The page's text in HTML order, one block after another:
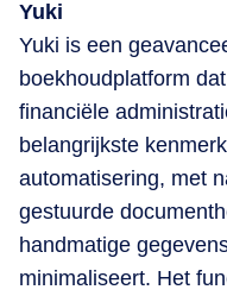
Yuki
Yuki is een
boekhoudplatform
financiële
belangrijkste
automatisering, met
gestuurde
handmatige
minimaliseert. Het